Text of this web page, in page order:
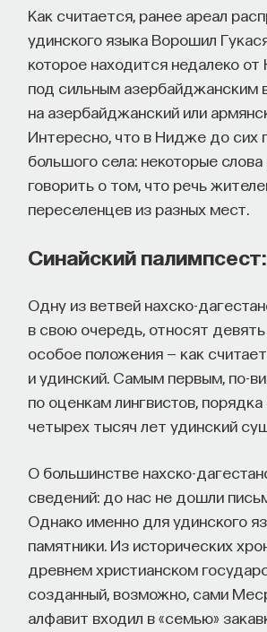
Как считается, ранее ареал
удинского языка Ворошил
которое находится недалеко
под сильным азербайджанским
на азербайджанский или
Интересно, что в Нидже до сих
большого села: некоторые
говорить о том, что речь
переселенцев из разных мест.
Синайский
Одну из ветвей нахско-
в свою очередь, относят
особое положения — как
и удинский. Самым первым, по-
по оценкам лингвистов,
четырех тысяч лет удинский
О большинстве нахско-
сведений: до нас не дошли
Однако именно для удинского
памятники. Из исторических
древнем христианском
созданный, возможно, сами
алфавит входил в «семью»